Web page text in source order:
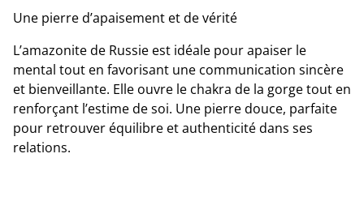
Une pierre d’apaisement et de vérité
L’amazonite de Russie est idéale pour apaiser le
mental tout en favorisant une communication sincère
et bienveillante. Elle ouvre le chakra de la gorge tout en
renforçant l’estime de soi. Une pierre douce, parfaite
pour retrouver équilibre et authenticité dans ses
relations.